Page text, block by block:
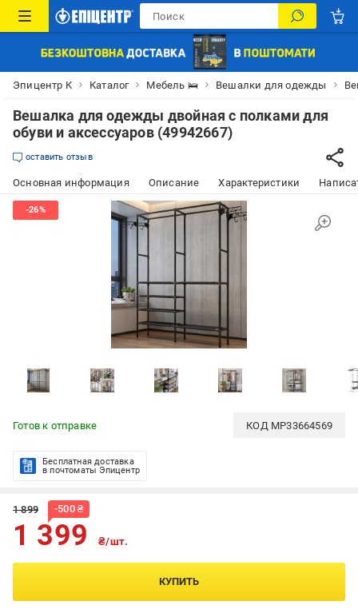
Эпицентр К Каталог Мебель 🛌 Вешалки для одежды
Вешалка для одежды двойная с полками для
обуви и аксессуаров (49942667)
оставить отзыв
Основная информация Описание Характеристики
Готов к отправке КОД MP33664569
Бесплатная доставка
в почтоматы Эпицентр
1 899 -500₴
1 399 ₴/шт.
КУПИТЬ